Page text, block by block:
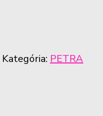
Kategória: PETRA